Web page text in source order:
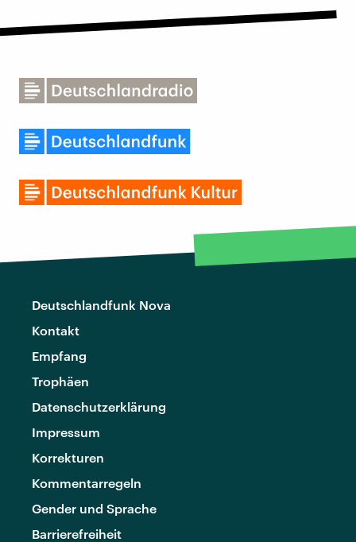
Deutschlandfunk Nova
Kontakt
Empfang
Trophäen
Datenschutzerklärung
Impressum
Korrekturen
Kommentarregeln
Gender und Sprache
Barrierefreiheit